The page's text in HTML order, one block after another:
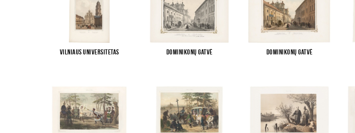
Vilniaus universitetas Dominikonų gatvė Dominikonų gatvė